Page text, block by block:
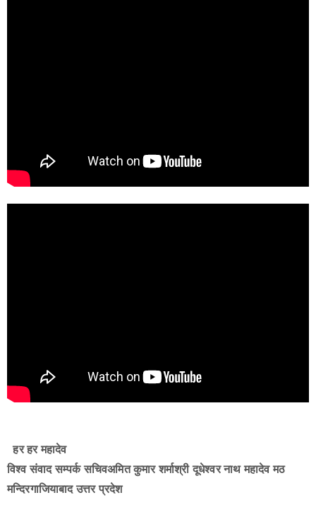
हर हर महादेव
विश्व संवाद सम्पर्क सचिवअमित कुमार शर्माश्री दूधेश्वर नाथ महादेव मठ
मन्दिरगाजियाबाद उत्तर प्रदेश